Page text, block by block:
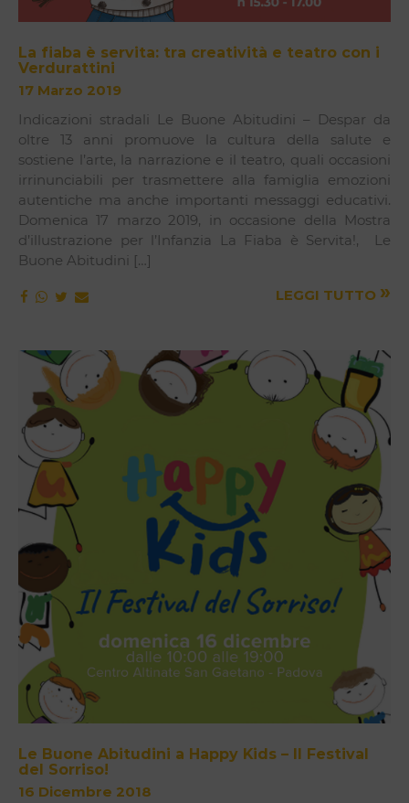
La fiaba è servita: tra creatività e teatro con i
Verdurattini
17 Marzo 2019
Indicazioni stradali Le Buone Abitudini – Despar da
oltre 13 anni promuove la cultura della salute e
sostiene l’arte, la narrazione e il teatro, quali occasioni
irrinunciabili per trasmettere alla famiglia emozioni
autentiche ma anche importanti messaggi educativi.
Domenica 17 marzo 2019, in occasione della Mostra
d’illustrazione per l’Infanzia La Fiaba è Servita!, Le
Buone Abitudini […]
LEGGI TUTTO »
Le Buone Abitudini a Happy Kids – Il Festival
del Sorriso!
16 Dicembre 2018